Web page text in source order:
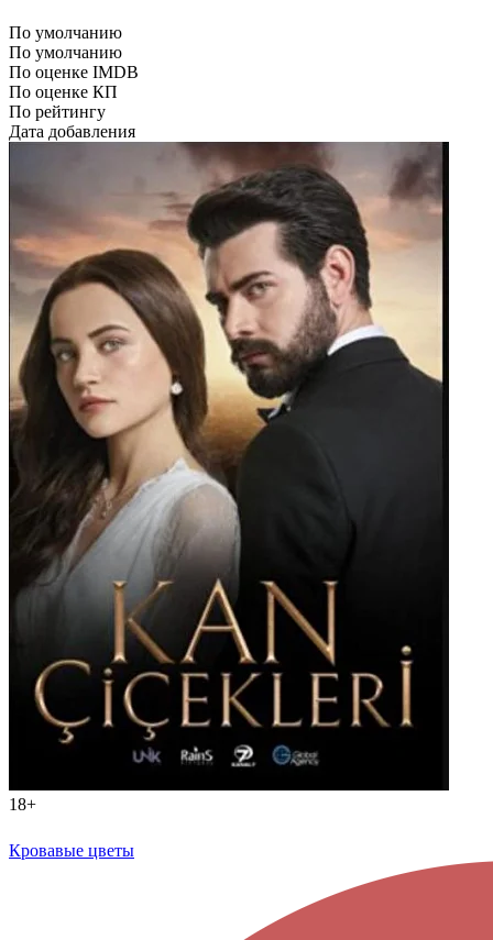
По умолчанию
По умолчанию
По оценке IMDB
По оценке КП
По рейтингу
Дата добавления
18+
Кровавые цветы